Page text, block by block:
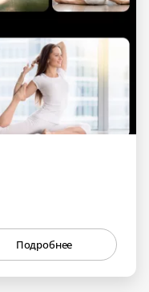
Подробнее